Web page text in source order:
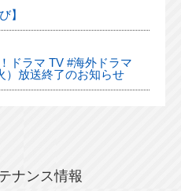
】
ドラマ TV #海外ドラマ
放送終了のお知らせ
ナンス情報